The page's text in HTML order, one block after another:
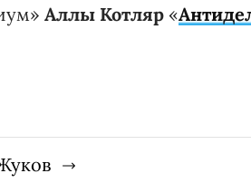
Аллы Котляр «